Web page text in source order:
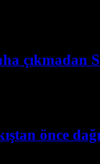
çıkmadan
önce